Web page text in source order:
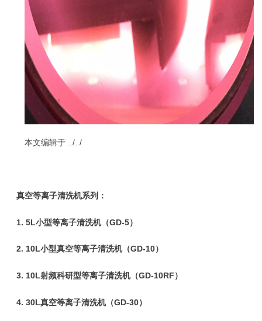
本文编辑于 ../../
真空等离子清洗机系列：
1. 5L小型等离子清洗机（GD-5）
2. 10L小型真空等离子清洗机（GD-10）
3. 10L射频科研型等离子清洗机（GD-10RF）
4. 30L真空等离子清洗机（GD-30）